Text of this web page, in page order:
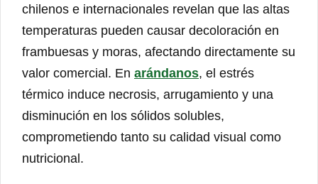
chilenos e internacionales revelan que las altas
temperaturas pueden causar decoloración en
frambuesas y moras, afectando directamente su
valor comercial. En arándanos, el estrés
térmico induce necrosis, arrugamiento y una
disminución en los sólidos solubles,
comprometiendo tanto su calidad visual como
nutricional.